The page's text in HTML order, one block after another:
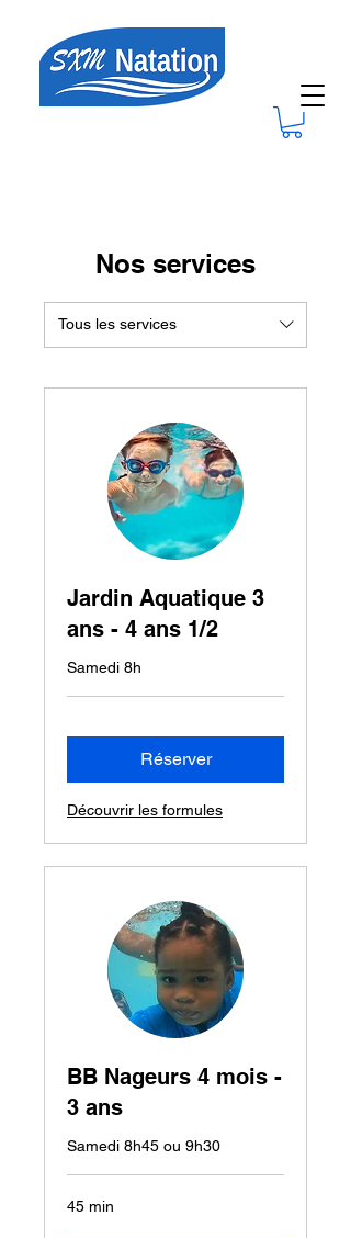
Nos services
Tous les services
Jardin Aquatique 3
ans - 4 ans 1/2
Samedi 8h
Réserver
Découvrir les formules
BB Nageurs 4 mois -
3 ans
Samedi 8h45 ou 9h30
45 min